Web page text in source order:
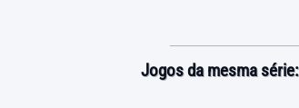
Jogos da mesma série: